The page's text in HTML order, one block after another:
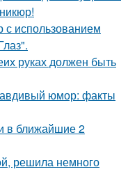
использованием
руках должен быть
юмор: факты
в ближайшие 2
решила немного